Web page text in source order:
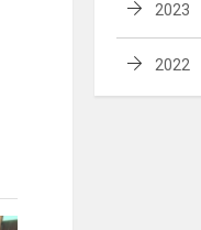
2023
2022